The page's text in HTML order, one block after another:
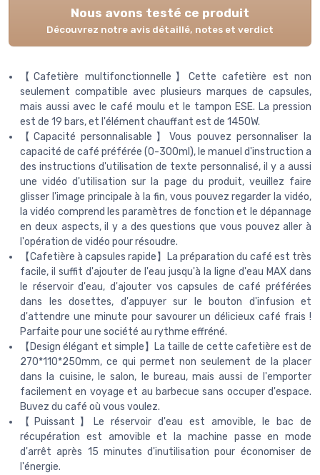
Nous avons testé ce produit
Découvrez notre avis détaillé, notes et verdict
【Cafetière multifonctionnelle】Cette cafetière est non
seulement compatible avec plusieurs marques de capsules,
mais aussi avec le café moulu et le tampon ESE. La pression
est de 19 bars, et l'élément chauffant est de 1450W.
【Capacité personnalisable】Vous pouvez personnaliser la
capacité de café préférée (0-300ml), le manuel d'instruction a
des instructions d'utilisation de texte personnalisé, il y a aussi
une vidéo d'utilisation sur la page du produit, veuillez faire
glisser l'image principale à la fin, vous pouvez regarder la vidéo,
la vidéo comprend les paramètres de fonction et le dépannage
en deux aspects, il y a des questions que vous pouvez aller à
l'opération de vidéo pour résoudre.
【Cafetière à capsules rapide】La préparation du café est très
facile, il suffit d'ajouter de l'eau jusqu'à la ligne d'eau MAX dans
le réservoir d'eau, d'ajouter vos capsules de café préférées
dans les dosettes, d'appuyer sur le bouton d'infusion et
d'attendre une minute pour savourer un délicieux café frais !
Parfaite pour une société au rythme effréné.
【Design élégant et simple】La taille de cette cafetière est de
270*110*250mm, ce qui permet non seulement de la placer
dans la cuisine, le salon, le bureau, mais aussi de l'emporter
facilement en voyage et au barbecue sans occuper d'espace.
Buvez du café où vous voulez.
【Puissant】Le réservoir d'eau est amovible, le bac de
récupération est amovible et la machine passe en mode
d'arrêt après 15 minutes d'inutilisation pour économiser de
l'énergie.